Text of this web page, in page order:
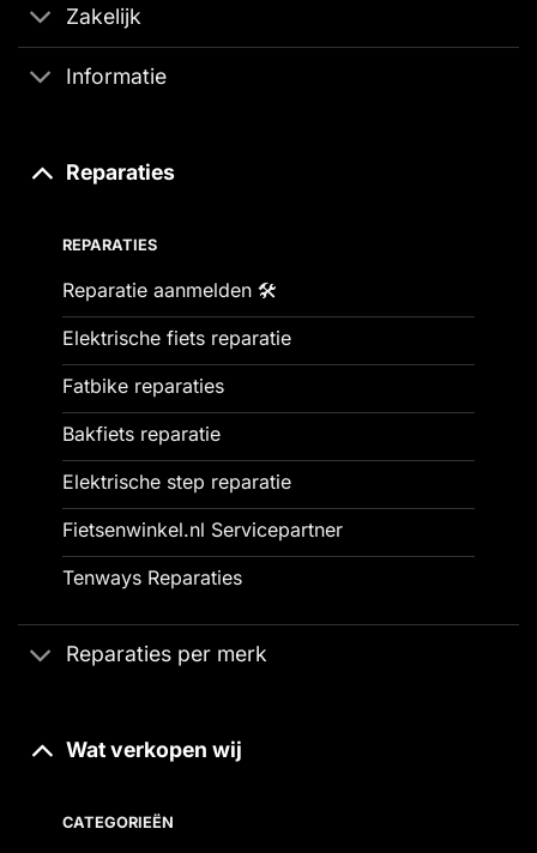
Zakelijk
Informatie
Reparaties
REPARATIES
Reparatie aanmelden 🛠️
Elektrische fiets reparatie
Fatbike reparaties
Bakfiets reparatie
Elektrische step reparatie
Fietsenwinkel.nl Servicepartner
Tenways Reparaties
Reparaties per merk
Wat verkopen wij
CATEGORIEËN